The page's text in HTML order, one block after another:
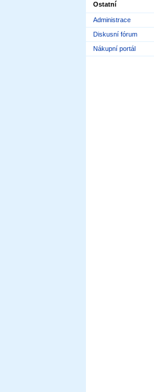
Ostatní
Administrace
Diskusní fórum
Nákupní portál